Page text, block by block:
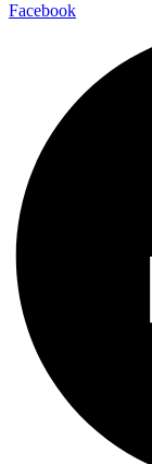
Facebook